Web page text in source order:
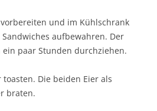
und im Kühlschrank
aufbewahren. Der
ein paar Stunden durchziehen.
Die beiden Eier als
braten.